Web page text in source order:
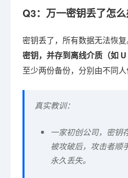
Q3：万一密钥丢了怎么
密钥丢了，所有数据无法恢复
密钥，并存到离线介质（如 U
至少两份备份，分别由不同人
真实教训：
一家初创公司，密钥
被攻破后，攻击者顺
永久丢失。